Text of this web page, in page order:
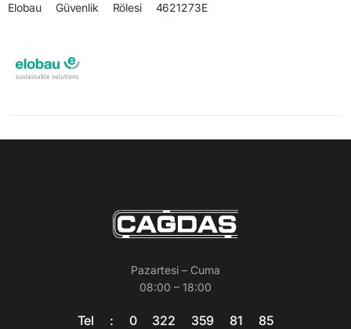
Elobau Güvenlik Rölesi 4621273E
Pazartesi – Cuma
08:00 – 18:00
Tel : 0 322 359 81 85